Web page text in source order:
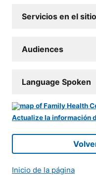
Servicios en el sitio
Audiences
Language Spoken
Actualize la información
Inicio de la página